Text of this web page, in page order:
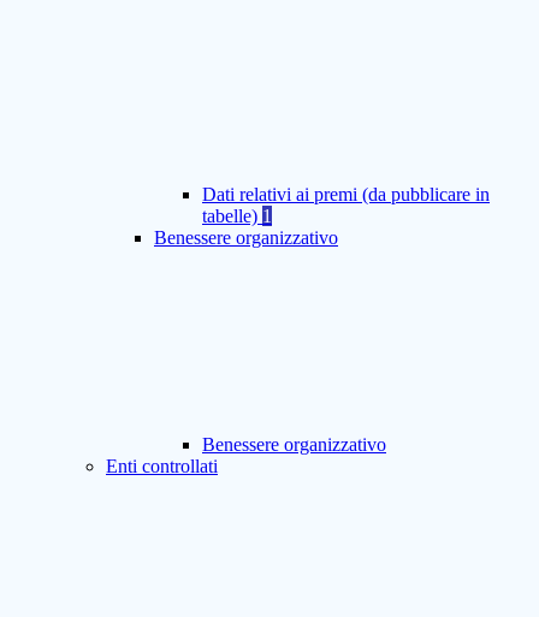
Dati relativi ai premi (da pubblicare in
tabelle) 1
Benessere organizzativo
Benessere organizzativo
Enti controllati